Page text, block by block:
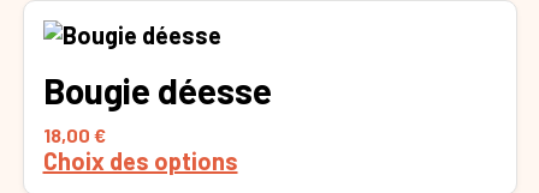
Bougie déesse
18,00 €
Choix des options
Ce
a
plusieurs
variations.
Les